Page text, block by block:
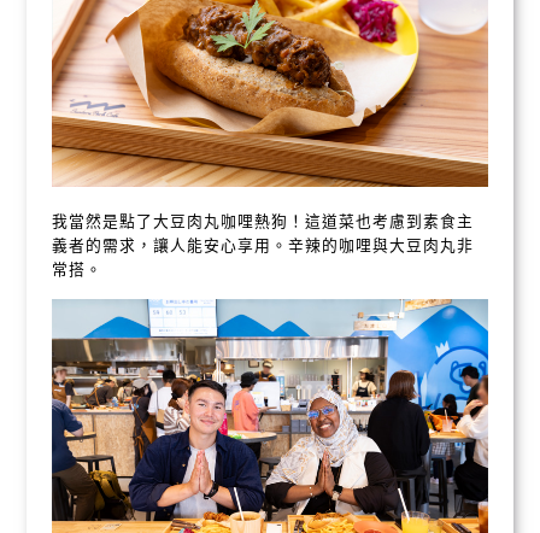
我當然是點了大豆肉丸咖哩熱狗！這道菜也考慮到素食主
義者的需求，讓人能安心享用。辛辣的咖哩與大豆肉丸非
常搭。